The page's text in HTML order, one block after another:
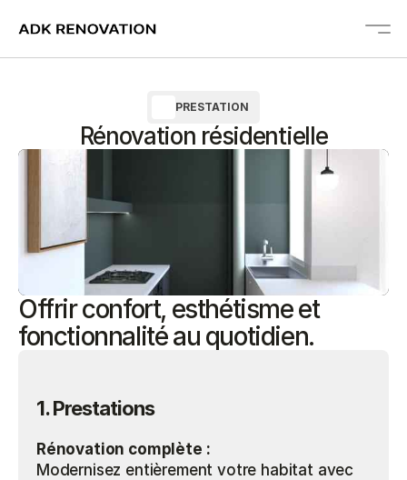
À Propos
Prestations
Devis Gratuit
PRESTATION
Rénovation résidentielle
Offrir confort, esthétisme et
fonctionnalité au quotidien.
1. Prestations
Rénovation complète :
Modernisez entièrement votre habitat avec